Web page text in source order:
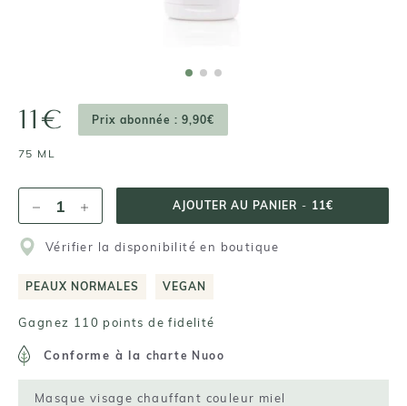
11€ Prix abonnée : 9,90€
75 ML
AJOUTER AU PANIER - 11€
Vérifier la disponibilité en boutique
PEAUX NORMALES VEGAN
Gagnez 110 points de fidelité
Conforme à la charte Nuoo
Masque visage chauffant couleur miel